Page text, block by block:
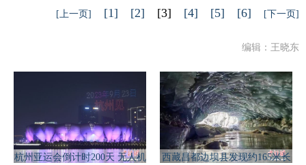
[上一页] [1] [2] [3] [4] [5] [6] [下一页]
编辑：王晓东
杭州亚运会倒计时200天 无人机 西藏昌都边坝县发现约165米长